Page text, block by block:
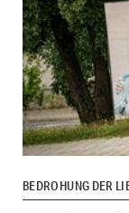
BEDROHUNG DER